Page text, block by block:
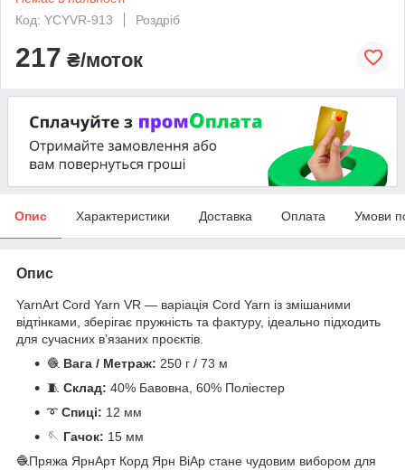
Код: YCYVR-913
Роздріб
217 ₴/моток
Опис Характеристики Доставка Оплата Умови
Опис
YarnArt Cord Yarn VR — варіація Cord Yarn із змішаними
відтінками, зберігає пружність та фактуру, ідеально підходить
для сучасних в’язаних проєктів.
🧶 Вага / Метраж: 250 г / 73 м
🧵 Склад: 40% Бавовна, 60% Поліестер
➰ Спиці: 12 мм
🪡 Гачок: 15 мм
🧶Пряжа ЯрнАрт Корд Ярн ВіАр стане чудовим вибором для